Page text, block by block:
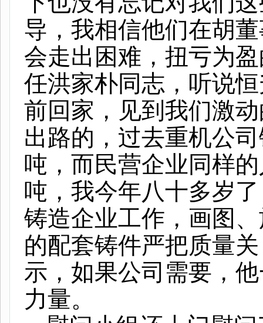
导，我相信他们在胡
会走出困难，扭亏为
任洪家朴同志，听说
前回家，见到我们激
出路的，过去重机公
吨，而民营企业同样
吨，我今年八十多岁
铸造企业工作，画图
的配套铸件严把质量
示，如果公司需要，
力量。